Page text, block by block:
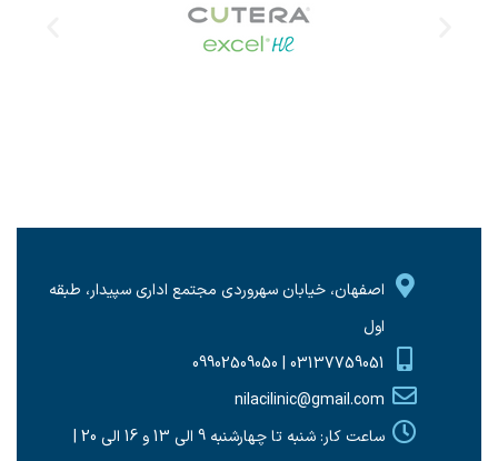
اصفهان، خیابان سهروردی مجتمع اداری سپیدار، طبقه
اول
03137759051 | 09902509050
nilacilinic@gmail.com
ساعت کار: شنبه تا چهارشنبه 9 الی 13 و 16 الی 20 |